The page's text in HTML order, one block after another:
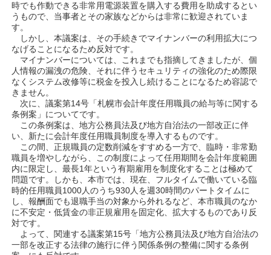
時でも作動できる非常用電源装置を購入する費用を助成するとい
うもので、当事者とその家族などからは非常に歓迎されていま
す。
しかし、本議案は、その手続きでマイナンバーの利用拡大につ
なげることになるため反対です。
マイナンバーについては、これまでも指摘してきましたが、個
人情報の漏洩の危険、それに伴うセキュリティの強化のため際限
なくシステム改修等に税金を投入し続けることになるため容認で
きません。
次に、議案第14号「札幌市会計年度任用職員の給与等に関する
条例案」についてです。
この条例案は、地方公務員法及び地方自治法の一部改正に伴
い、新たに会計年度任用職員制度を導入するものです。
この間、正規職員の定数削減をすすめる一方で、臨時・非常勤
職員を増やしながら、この制度によって任用期間を会計年度範囲
内に限定し、最長1年という有期雇用を制度化することは極めて
問題です。しかも、本市では、現在、フルタイムで働いている臨
時的任用職員1000人のうち930人を週30時間のパートタイムに
し、報酬面でも退職手当の対象から外れるなど、本市職員のなか
に不安定・低賃金の非正規雇用を固定化、拡大するものであり反
対です。
よって、関連する議案第15号「地方公務員法及び地方自治法の
一部を改正する法律の施行に伴う関係条例の整備に関する条例